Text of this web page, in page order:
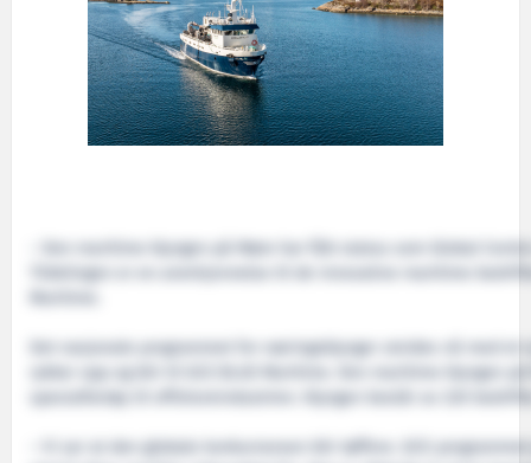
– Den maritime klyngen på Møre har fått status som Global
Tildelingen er en anerkjennelse til de innovative maritime
Det nasjonale programmet for næringsklynger utvides nå med
rykker opp og blir til GCE BLUE Maritime. Den maritime
spesialfartøy til offshoreindustrien. Klyngen består av 220
– Vi ser at den globale konkurransen blir tøffere. GCE-